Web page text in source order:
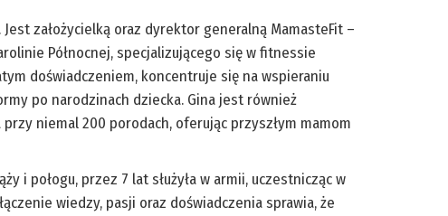
założycielką oraz dyrektor generalną MamasteFit –
Północnej, specjalizującego się w fitnessie
doświadczeniem, koncentruje się na wspieraniu
po narodzinach dziecka. Gina jest również
niemal 200 porodach, oferując przyszłym mamom
i połogu, przez 7 lat służyła w armii, uczestnicząc w
wiedzy, pasji oraz doświadczenia sprawia, że